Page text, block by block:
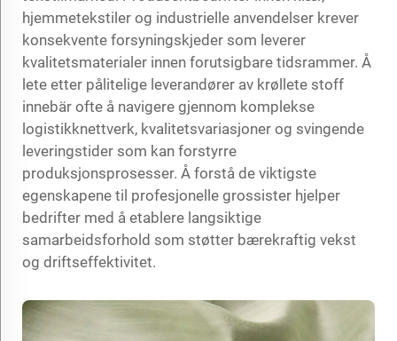
hjemmetekstiler og industrielle anvendelser krever
konsekvente forsyningskjeder som leverer
kvalitetsmaterialer innen forutsigbare tidsrammer. Å
lete etter pålitelige leverandører av krøllete stoff
innebär ofte å navigere gjennom komplekse
logistikknettverk, kvalitetsvariasjoner og svingende
leveringstider som kan forstyrre
produksjonsprosesser. Å forstå de viktigste
egenskapene til profesjonelle grossister hjelper
bedrifter med å etablere langsiktige
samarbeidsforhold som støtter bærekraftig vekst
og driftseffektivitet.